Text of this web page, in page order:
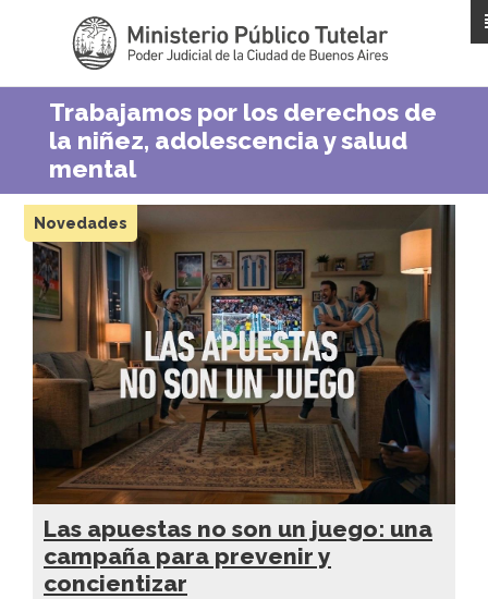
Trabajamos por los derechos de
la niñez, adolescencia y salud
mental
Novedades
Las apuestas no son un juego: una
campaña para prevenir y
concientizar